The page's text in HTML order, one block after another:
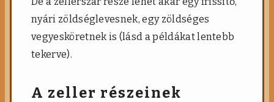
nyári zöldséglevesnek, egy zöldséges
vegyesköretnek is (lásd a példákat lentebb
tekerve).
A zeller részeinek